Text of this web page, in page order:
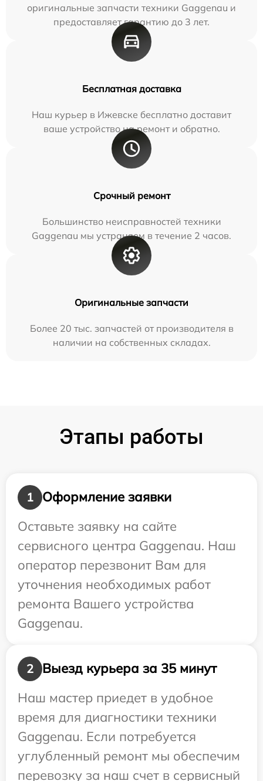
оригинальные запчасти техники Gaggenau и
предоставляет гарантию до 3 лет.
Бесплатная доставка
Наш курьер в Ижевске бесплатно доставит
ваше устройство на ремонт и обратно.
Срочный ремонт
Большинство неисправностей техники
Gaggenau мы устраняем в течение 2 часов.
Оригинальные запчасти
Более 20 тыс. запчастей от производителя в
наличии на собственных складах.
Этапы работы
1
Оформление заявки
Оставьте заявку на сайте
сервисного центра Gaggenau. Наш
оператор перезвонит Вам для
уточнения необходимых работ
ремонта Вашего устройства
Gaggenau.
2
Выезд курьера за 35 минут
Наш мастер приедет в удобное
время для диагностики техники
Gaggenau. Если потребуется
углубленный ремонт мы обеспечим
перевозку за наш счет в сервисный